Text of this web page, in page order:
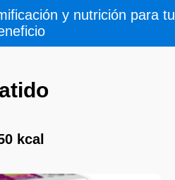
y nutrición para tu
kcal